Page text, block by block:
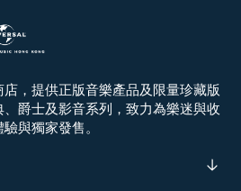
，提供正版音樂產品及限量珍藏版
爵士及影音系列，致力為樂迷與收
與獨家發售。